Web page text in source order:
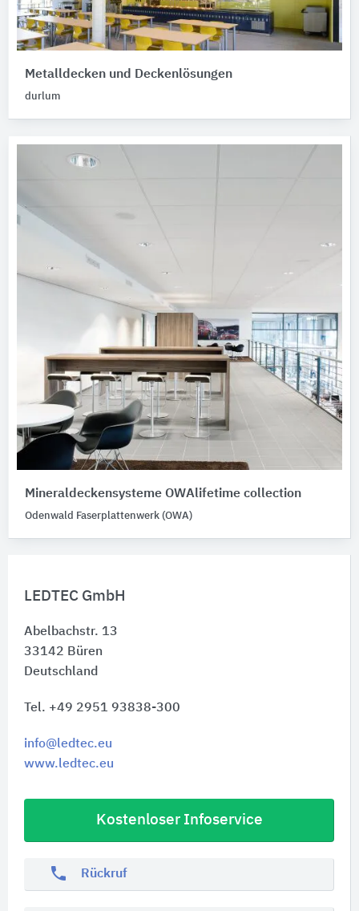
LEDTEC GmbH
Abelbachstr. 13
33142 Büren
Deutschland
Tel. +49 2951 93838-300
info@ledtec.eu
www.ledtec.eu
Kostenloser Infoservice
phone Rückruf
Metalldecken und Deckenlösungen
durlum
Mineraldeckensysteme OWAlifetime collection
Odenwald Faserplattenwerk (OWA)